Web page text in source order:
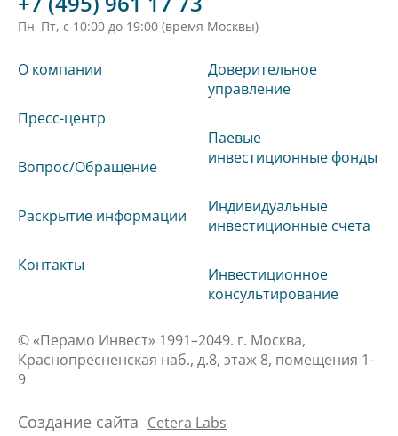
О компании
Пресс-центр
Вопрос/Обращение
Раскрытие информации
Контакты
Доверительное
управление
Паевые
инвестиционные фонды
Индивидуальные
инвестиционные счета
Инвестиционное
консультирование
Пн–Пт, с 10:00 до 19:00 (время Москвы)
© «Перамо Инвест» 1991–2049. г. Москва,
Краснопресненская наб., д.8, этаж 8, помещения 1-
9
Создание сайта Cetera Labs